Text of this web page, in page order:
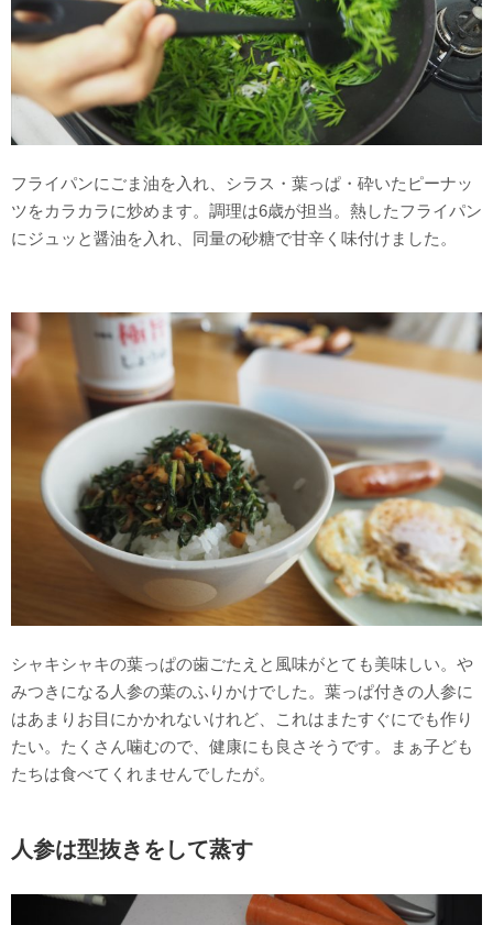
フライパンにごま油を入れ、シラス・葉っぱ・砕いたピーナッ
ツをカラカラに炒めます。調理は6歳が担当。熱したフライパン
にジュッと醤油を入れ、同量の砂糖で甘辛く味付けました。
シャキシャキの葉っぱの歯ごたえと風味がとても美味しい。や
みつきになる人参の葉のふりかけでした。葉っぱ付きの人参に
はあまりお目にかかれないけれど、これはまたすぐにでも作り
たい。たくさん噛むので、健康にも良さそうです。まぁ子ども
たちは食べてくれませんでしたが。
人参は型抜きをして蒸す